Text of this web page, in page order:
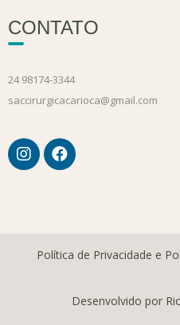
CONTATO
24 98174-3344
saccirurgicacarioca@gmail.com
Política de Privacidade e
Desenvolvido por